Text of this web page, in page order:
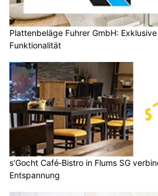
Plattenbeläge Fuhrer GmbH:
Funktionalität
s’Gocht Café‑Bistro in Flums SG
Entspannung